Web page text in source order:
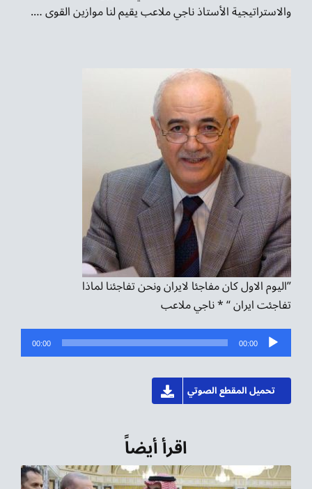
والاستراتيجية الأستاذ ناجي ملاعب يقيم لنا موازين القوى ….
”اليوم الاول كان مفاجئا لايران ونحن تفاجئنا لماذا
تفاجئت ايران “ * ناجي ملاعب
مشغل
الصوت
00:00
00:00
تحميل المقطع الصوتي
اقرأ أيضاً